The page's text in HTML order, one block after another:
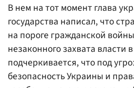
В нем на тот момент глава
государства написал, что
на пороге гражданской
незаконного захвата власти
подчеркивается, что под
безопасность Украины и